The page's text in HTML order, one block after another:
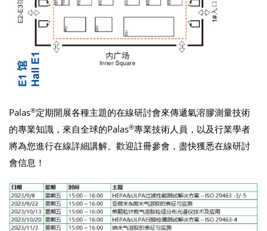
Palas®定期開展各種主題的在線研討會來傳遞氣溶膠測量技術
的專業知識，來自全球的Palas®專業技術人員，以及行業學者
將為您進行在線詳細講解。歡迎註冊參會，盡快獲悉在線研討
會信息！